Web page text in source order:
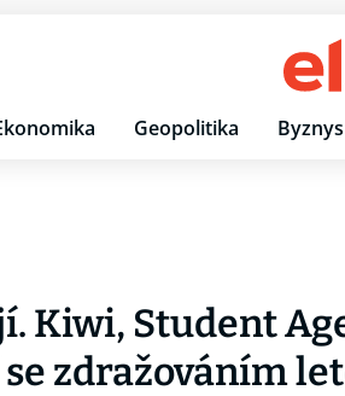
Geopolitika Byznys
Kiwi, Student
zdražováním